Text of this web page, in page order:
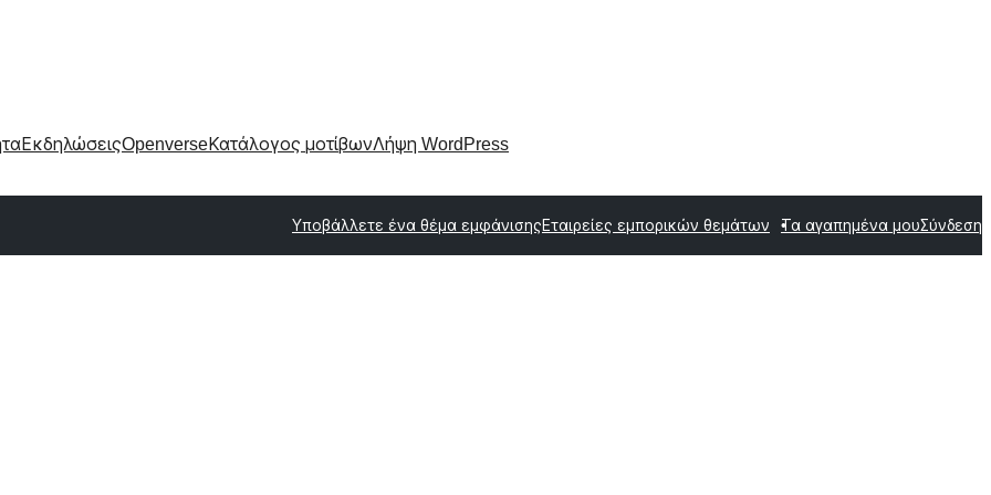
ΕκδηλώσειςOpenverseΚατάλογος μοτίβωνΛήψη WordPress
Υποβάλλετε ένα θέμα εμφάνισηςΕταιρείες εμπορικών θεμάτων Τα αγαπημένα μουΣύνδεση